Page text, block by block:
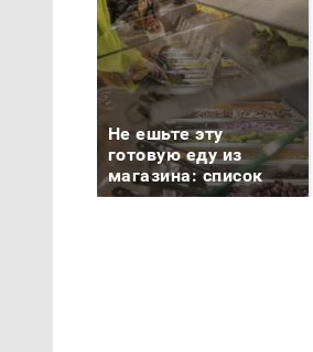
Не ешьте эту
готовую еду из
магазина: список